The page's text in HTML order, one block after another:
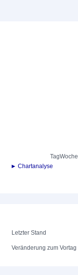
TagWoche
► Chartanalyse
Letzter Stand
Veränderung zum Vortag